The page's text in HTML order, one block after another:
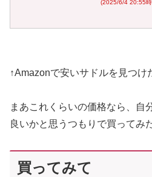
(2025/6/4 20:55
↑Amazonで安いサドルを見つけ
まあこれくらいの価格なら、自
良いかと思うつもりで買ってみた
買ってみて